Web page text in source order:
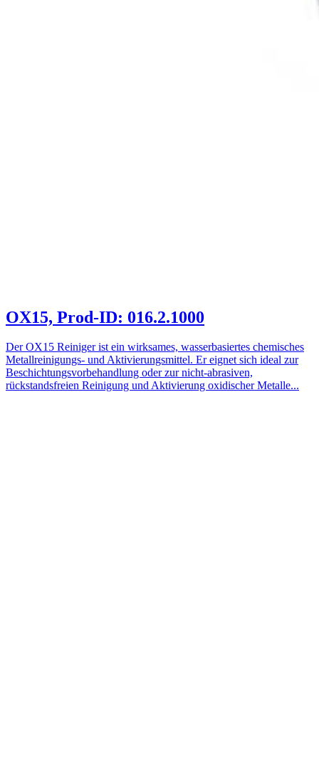
OX15, Prod-ID: 016.2.1000
Der OX15 Reiniger ist ein wirksames, wasserbasiertes chemisches
Metallreinigungs- und Aktivierungsmittel. Er eignet sich ideal zur
Beschichtungsvorbehandlung oder zur nicht-abrasiven,
rückstandsfreien Reinigung und Aktivierung oxidischer Metalle...